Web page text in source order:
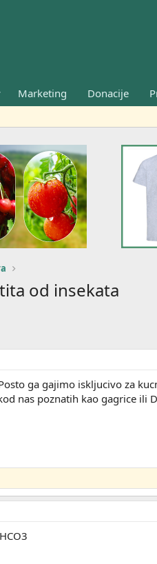
Marketing Donacije
od insekata
ga gajimo iskljucivo za
nas poznatih kao gagrice ili